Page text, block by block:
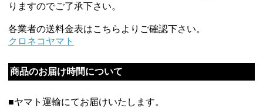
りますのでご了承下さい。
各業者の送料金表はこちらよりご確認下さい。
クロネコヤマト
商品のお届け時間について
■ヤマト運輸にてお届けいたします。